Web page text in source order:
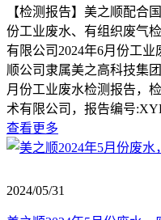
【检测报告】美之顺配合
份工业废水、有组织废气
有限公司2024年6月份工
顺公司隶属美之高科技集
月份工业废水检测报告，
术有限公司，报告编号
查看更多
2024/05/31